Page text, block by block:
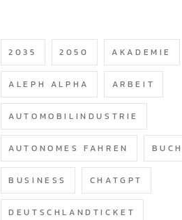
2035 2050 AKADEMIE
ALEPH ALPHA ARBEIT
AUTOMOBILINDUSTRIE
AUTONOMES FAHREN BUCH
BUSINESS CHATGPT
DEUTSCHLANDTICKET